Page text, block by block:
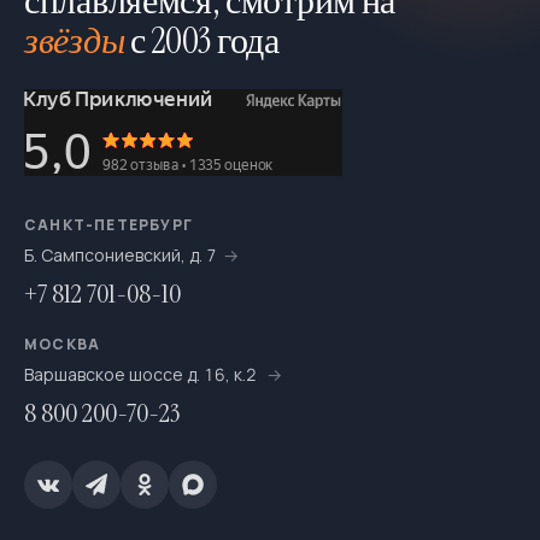
Мультитуры
На катамаранах
На каяках по Санкт-Петербургу
На морских каяках
На пакрафтах
На сапсёрфах
звёздыс 2003 года
САНКТ-ПЕТЕРБУРГ
Б. Сампсониевский, д. 7
+7 812 701-08-10
МОСКВА
Варшавское шоссе д. 16, к.2
8 800 200-70-23